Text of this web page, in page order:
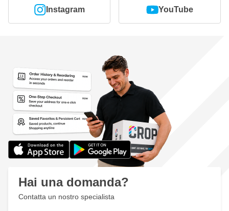
Instagram YouTube
Hai una domanda?
Contatta un nostro specialista